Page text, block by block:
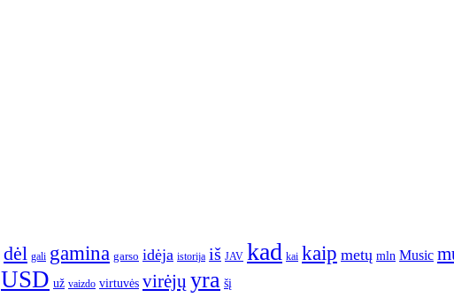
dėl gali gamina garso idėja istorija iš JAV kad kai kaip metų mln Music
USD už vaizdo virtuvės virėjų yra šį